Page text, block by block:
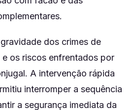
dos crimes de
os riscos enfrentados por
A intervenção rápida
interromper a sequência
a segurança imediata da